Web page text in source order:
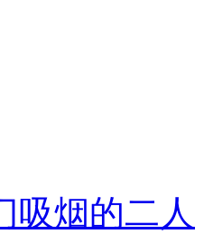
吸烟的二人